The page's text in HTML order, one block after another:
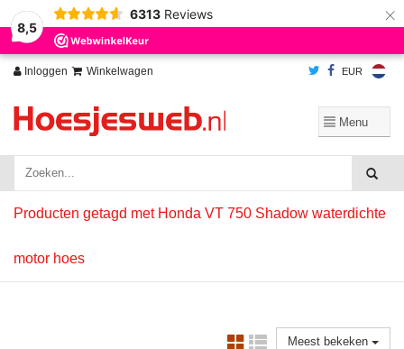
8,5
6313 Reviews ×
Inloggen Winkelwagen EUR
Producten getagd met Honda VT 750 Shadow waterdichte
motor hoes
Meest bekeken
Wij slaan cookies op om onze website te verbeteren. Is dat akkoord?
Ja
Nee